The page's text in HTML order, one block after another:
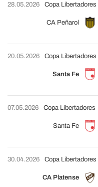
28.05.2026
CA Peñarol
Copa Libertadores
20.05.2026
Santa Fe
Copa Libertadores
07.05.2026
Santa Fe
Copa Libertadores
30.04.2026
CA Platense
Copa Libertadores